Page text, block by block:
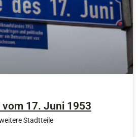
17. Juni 1953
Stadtteile